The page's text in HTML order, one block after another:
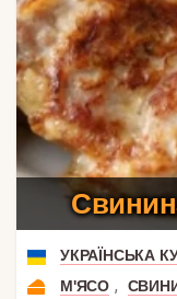
УКРАЇНСЬКА
М'ЯСО ,